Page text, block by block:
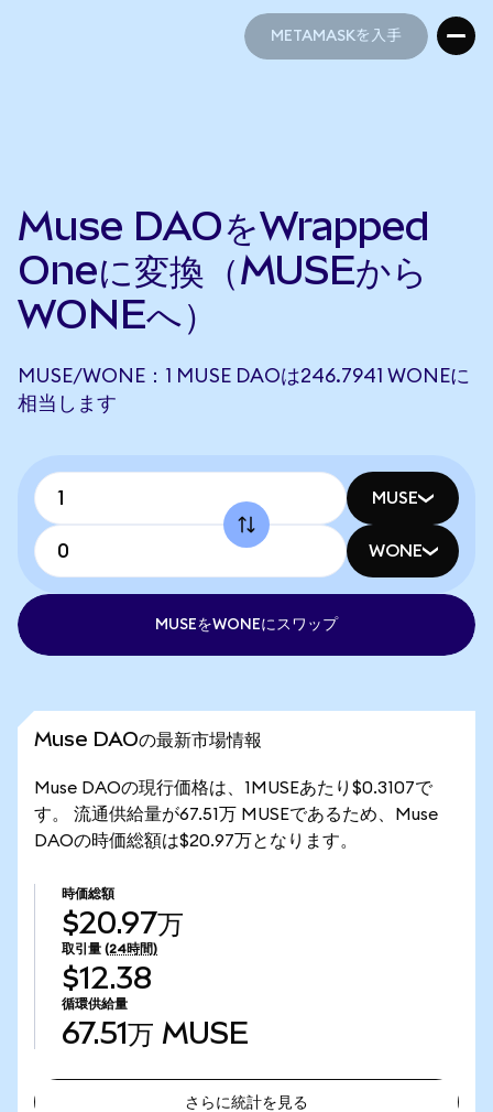
METAMASKを入手
Muse DAOをWrapped
Oneに変換（MUSEから
WONEへ）
MUSE/WONE：1 MUSE DAOは246.7941 WONEに
相当します
MUSE
WONE
MUSEをWONEにスワップ
Muse DAOの最新市場情報
Muse DAOの現行価格は、1MUSEあたり$0.3107で
す。 流通供給量が67.51万 MUSEであるため、Muse
DAOの時価総額は$20.97万となります。
時価総額
$20.97万
取引量 (24時間)
$12.38
循環供給量
67.51万 MUSE
さらに統計を見る